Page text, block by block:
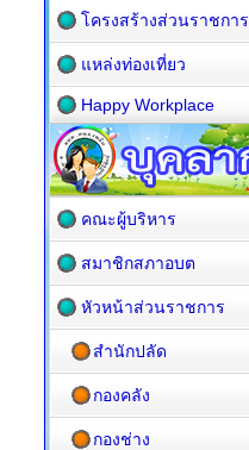
โครงสร้างส่วนราชการ
แหล่งท่องเที่ยว
Happy Workplace
คณะผู้บริหาร
สมาชิกสภาอบต
หัวหน้าส่วนราชการ
สำนักปลัด
กองคลัง
กองช่าง